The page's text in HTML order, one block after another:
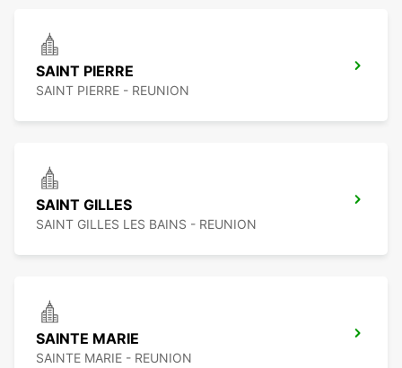
SAINT PIERRE
SAINT PIERRE - REUNION
SAINT GILLES
SAINT GILLES LES BAINS - REUNION
SAINTE MARIE
SAINTE MARIE - REUNION